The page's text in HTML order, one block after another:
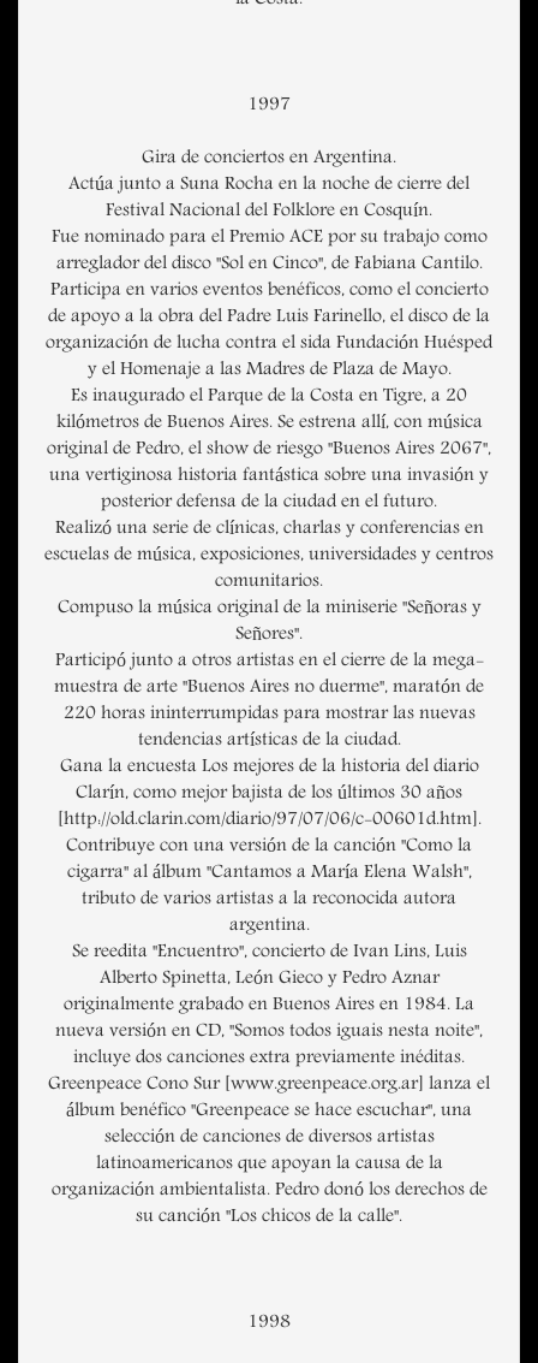
1997
Gira de conciertos en Argentina.
Actúa junto a Suna Rocha en la noche de cierre del
Festival Nacional del Folklore en Cosquín.
Fue nominado para el Premio ACE por su trabajo como
arreglador del disco "Sol en Cinco", de Fabiana Cantilo.
Participa en varios eventos benéficos, como el concierto
de apoyo a la obra del Padre Luis Farinello, el disco de la
organización de lucha contra el sida Fundación Huésped
y el Homenaje a las Madres de Plaza de Mayo.
Es inaugurado el Parque de la Costa en Tigre, a 20
kilómetros de Buenos Aires. Se estrena allí, con música
original de Pedro, el show de riesgo "Buenos Aires 2067",
una vertiginosa historia fantástica sobre una invasión y
posterior defensa de la ciudad en el futuro.
Realizó una serie de clínicas, charlas y conferencias en
escuelas de música, exposiciones, universidades y centros
comunitarios.
Compuso la música original de la miniserie "Señoras y
Señores".
Participó junto a otros artistas en el cierre de la mega-
muestra de arte "Buenos Aires no duerme", maratón de
220 horas ininterrumpidas para mostrar las nuevas
tendencias artísticas de la ciudad.
Gana la encuesta Los mejores de la historia del diario
Clarín, como mejor bajista de los últimos 30 años
[http://old.clarin.com/diario/97/07/06/c-00601d.htm].
Contribuye con una versión de la canción "Como la
cigarra" al álbum "Cantamos a María Elena Walsh",
tributo de varios artistas a la reconocida autora
argentina.
Se reedita "Encuentro", concierto de Ivan Lins, Luis
Alberto Spinetta, León Gieco y Pedro Aznar
originalmente grabado en Buenos Aires en 1984. La
nueva versión en CD, "Somos todos iguais nesta noite",
incluye dos canciones extra previamente inéditas.
Greenpeace Cono Sur [www.greenpeace.org.ar] lanza el
álbum benéfico "Greenpeace se hace escuchar", una
selección de canciones de diversos artistas
latinoamericanos que apoyan la causa de la
organización ambientalista. Pedro donó los derechos de
su canción "Los chicos de la calle".
1998